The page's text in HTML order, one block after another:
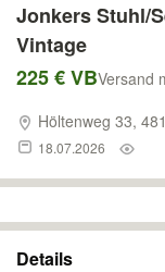
Jonkers Stuhl/
Vintage
225 € VBVersand
Höltenweg 33,
18.07.2026
Details